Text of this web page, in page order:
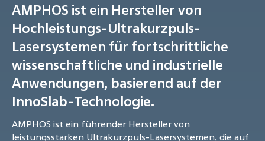
AMPHOS ist ein Hersteller von
Hochleistungs-Ultrakurzpuls-
Lasersystemen für fortschrittliche
wissenschaftliche und industrielle
Anwendungen, basierend auf der
InnoSlab-Technologie.
AMPHOS ist ein führender Hersteller von
leistungsstarken Ultrakurzpuls-Lasersystemen, die auf